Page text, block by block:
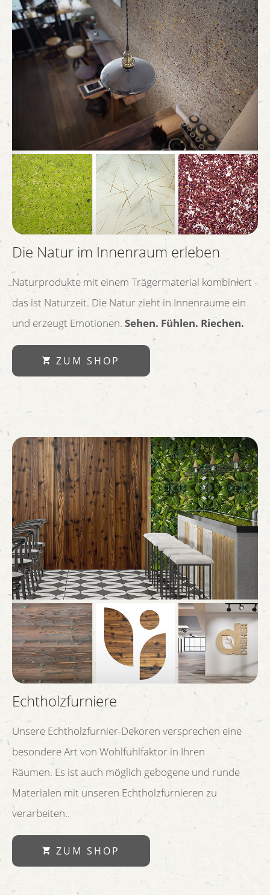
Die Natur im Innenraum erleben
Naturprodukte mit einem Trägermaterial kombiniert -
das ist Naturzeit. Die Natur zieht in Innenräume ein
und erzeugt Emotionen. Sehen. Fühlen. Riechen.
ZUM SHOP
Echtholzfurniere
Unsere Echtholzfurnier-Dekoren versprechen eine
besondere Art von Wohlfühlfaktor in Ihren
Räumen. Es ist auch möglich gebogene und runde
Materialen mit unseren Echtholzfurnieren zu
verarbeiten..
ZUM SHOP